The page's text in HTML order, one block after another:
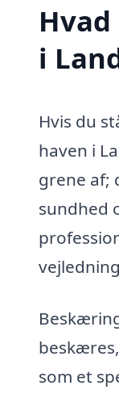
i
Hvis du
haven i
grene af;
sundhed
som et